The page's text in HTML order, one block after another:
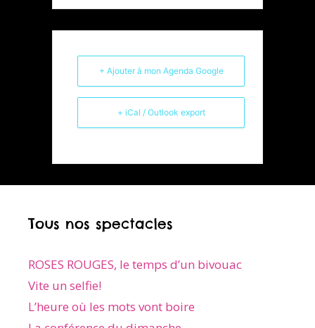
+ Ajouter à mon Agenda Google
+ iCal / Outlook export
Tous nos spectacles
ROSES ROUGES, le temps d’un bivouac
Vite un selfie!
L’heure où les mots vont boire